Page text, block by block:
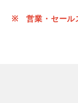
※ 営業・セール